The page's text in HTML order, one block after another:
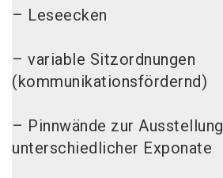
– Leseecken
– variable Sitzordnungen
(kommunikationsfördernd)
– Pinnwände zur Ausstellung
unterschiedlicher Exponate